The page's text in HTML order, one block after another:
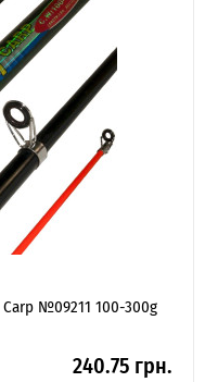
№09211 100-300g
240.75 грн.